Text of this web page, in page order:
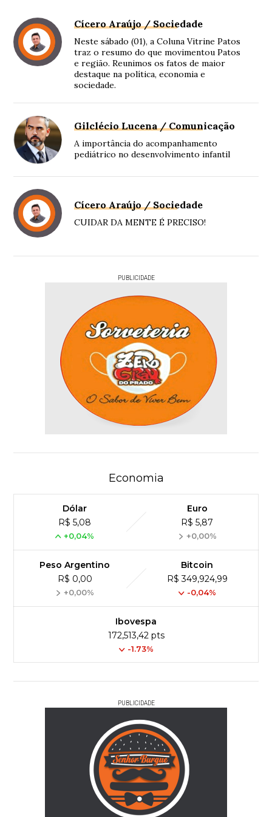
Cícero Araújo / Sociedade
Neste sábado (01), a Coluna Vitrine Patos
traz o resumo do que movimentou Patos
e região. Reunimos os fatos de maior
destaque na política, economia e
sociedade.
Gilclécio Lucena / Comunicação
A importância do acompanhamento
pediátrico no desenvolvimento infantil
Cícero Araújo / Sociedade
CUIDAR DA MENTE É PRECISO!
PUBLICIDADE
Economia
Dólar
R$ 5,08
+0,04%
Euro
R$ 5,87
+0,00%
Peso Argentino
R$ 0,00
+0,00%
Bitcoin
R$ 349,924,99
-0,04%
Ibovespa
172,513,42 pts
-1.73%
PUBLICIDADE